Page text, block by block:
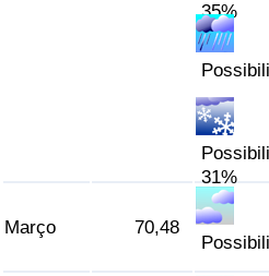
35%
31%
Março 70,48